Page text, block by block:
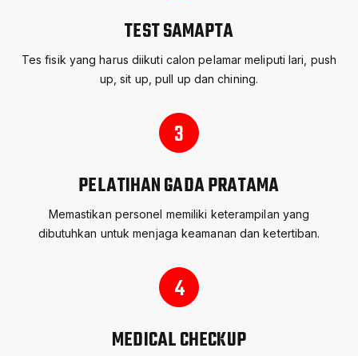
TEST SAMAPTA
Tes fisik yang harus diikuti calon pelamar meliputi lari, push
up, sit up, pull up dan chining.
3
PELATIHAN GADA PRATAMA
Memastikan personel memiliki keterampilan yang
dibutuhkan untuk menjaga keamanan dan ketertiban.
4
MEDICAL CHECKUP